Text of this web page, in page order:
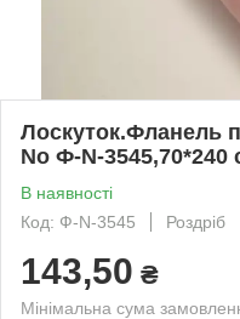
Лоскуток.Фланель
No Ф-N-3545,70*240
В наявності
Код: Ф-N-3545
Роздріб
143,50 ₴
Мінімальна сума